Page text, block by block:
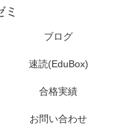
ブログ
速読(EduBox)
合格実績
お問い合わせ